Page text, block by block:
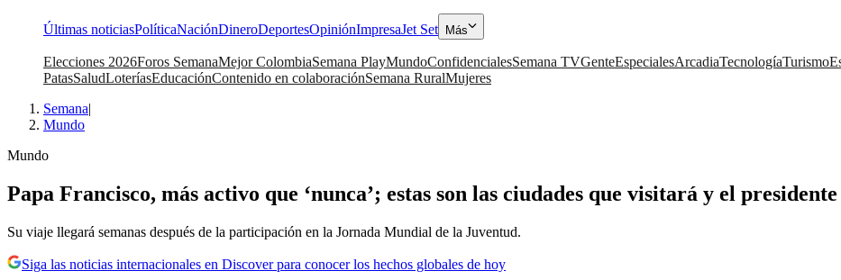
Últimas noticiasPolíticaNaciónDineroDeportesOpiniónImpresaJet Set Más
Elecciones 2026Foros SemanaMejor ColombiaSemana PlayMundoConfidencialesSemana TVGenteEspecialesArcadiaTecnologíaTurismo
PatasSaludLoteríasEducaciónContenido en colaboraciónSemana RuralMujeres
Semana|
Mundo
Mundo
Papa Francisco, más activo que ‘nunca’; estas son las ciudades que visitará y el
Su viaje llegará semanas después de la participación en la Jornada Mundial de la Juventud.
Siga las noticias internacionales en Discover para conocer los hechos globales de hoy